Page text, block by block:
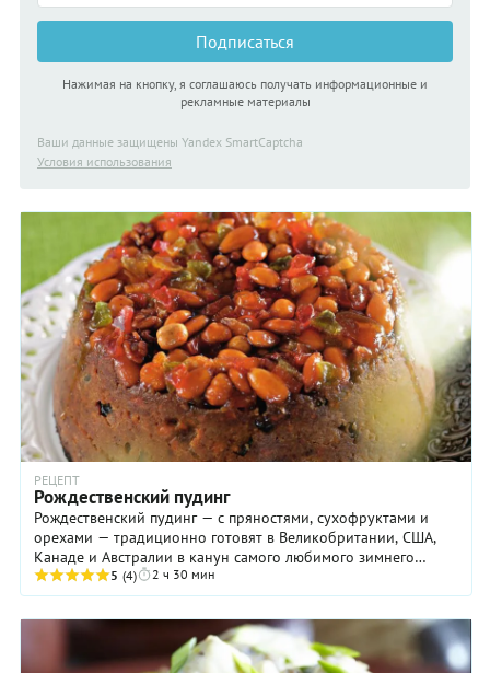
Подписаться
Нажимая на кнопку, я соглашаюсь получать информационные и
рекламные материалы
Ваши данные защищены Yandex SmartCaptcha
Условия использования
РЕЦЕПТ
Рождественский пудинг
Рождественский пудинг — с пряностями, сухофруктами и
орехами — традиционно готовят в Великобритании, США,
Канаде и Австралии в канун самого любимого зимнего
праздника. Говорят, что изначально это ...
5 (4) 2 ч 30 мин